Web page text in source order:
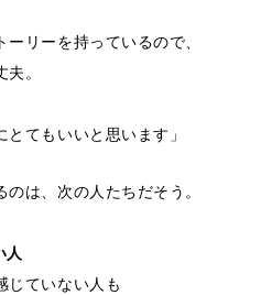
リーを持っているので、
。
てもいいと思います」
は、次の人たちだそう。
人
じていない人も